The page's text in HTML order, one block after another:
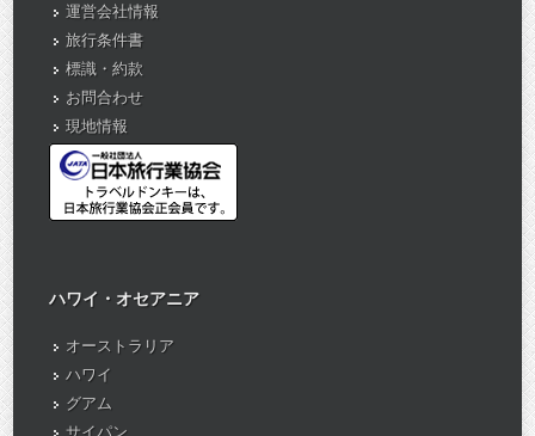
運営会社情報
旅行条件書
標識・約款
お問合わせ
現地情報
ハワイ・オセアニア
オーストラリア
ハワイ
グアム
サイパン